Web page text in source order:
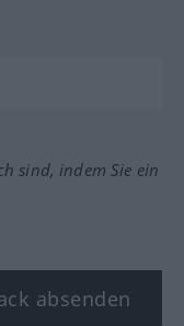
sind, indem Sie ein
absenden